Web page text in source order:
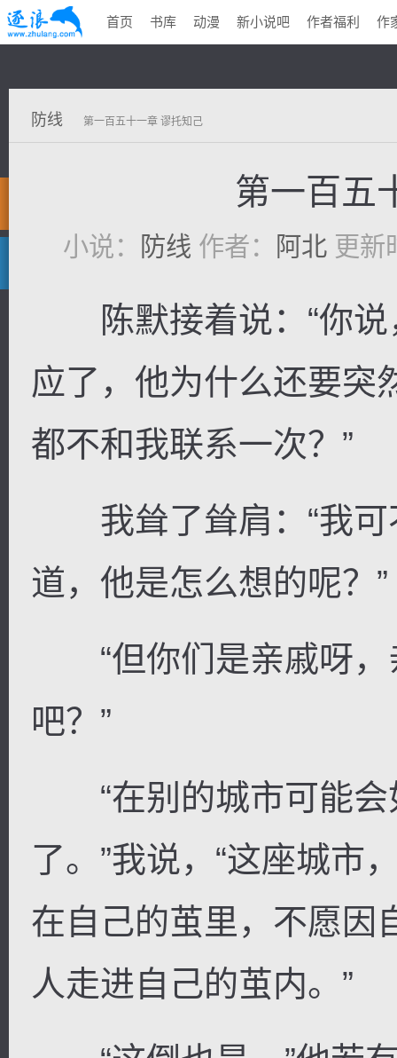
首页 书库 动漫 新小说吧 作者福利 作
防线 第一百五十一章 谬托知己
第一百五
小说： 防线 作者： 阿北 更新
陈默接着说：“你说
应了，他为什么还要突
都不和我联系一次？”
我耸了耸肩：“我可
道，他是怎么想的呢？”
“但你们是亲戚呀，
吧？”
“在别的城市可能会
了。”我说，“这座城市
在自己的茧里，不愿因
人走进自己的茧内。”